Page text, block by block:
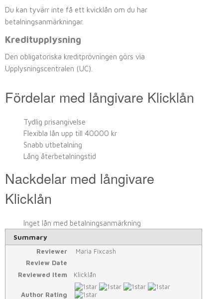
Du kan tyvärr inte få ett kvicklån om du har
betalningsanmärkningar.
Kreditupplysning
Den obligatoriska kreditprövningen görs via
Upplysningscentralen (UC).
Fördelar med långivare Klicklån
Tydlig prisangivelse
Flexibla lån upp till 40000 kr
Snabb utbetalning
Lång återbetalningstid
Nackdelar med långivare
Klicklån
Inget lån med betalningsanmärkning
Summary
Reviewer
Maria Fixcash
Review Date
Reviewed Item
Klicklån
Author Rating